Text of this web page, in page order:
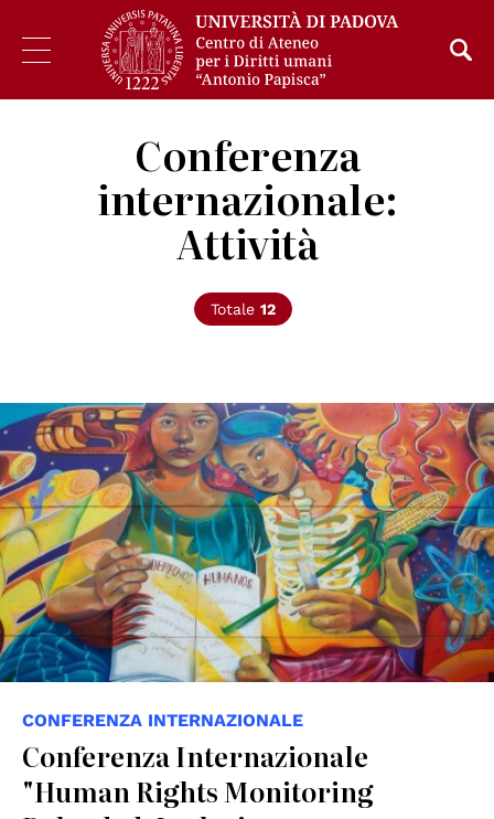
Conferenza
internazionale:
Attività
Totale 12
© Eva Bracamontes - ONU México ©️ “Todos los derechos,
todas las personas"
CONFERENZA INTERNAZIONALE
Conferenza Internazionale
"Human Rights Monitoring